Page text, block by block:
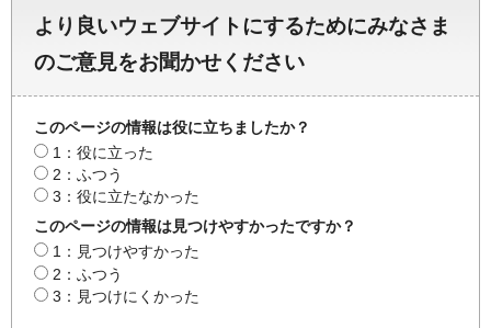
より良いウェブサイトにするためにみなさま
のご意見をお聞かせください
このページの情報は役に立ちましたか？
1：役に立った
2：ふつう
3：役に立たなかった
このページの情報は見つけやすかったですか？
1：見つけやすかった
2：ふつう
3：見つけにくかった